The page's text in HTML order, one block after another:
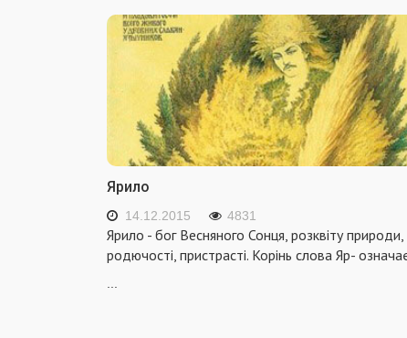
Ярило
14.12.2015 4831
Ярило - бог Весняного Сонця, розквіту природи,
родючості, пристрасті. Корінь слова Яр-